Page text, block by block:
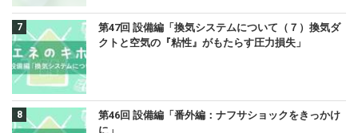
第47回 設備編「換気システムについて（７）換気ダ
クトと空気の『粘性』がもたらす圧力損失」
第46回 設備編「番外編：ナフサショックをきっかけ
に」